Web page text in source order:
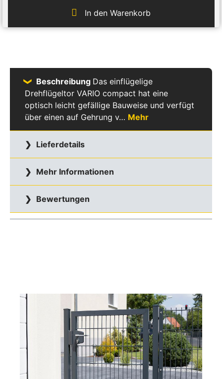
In den Warenkorb
Beschreibung Das einflügelige
Drehflügeltor VARIO compact hat eine
optisch leicht gefällige Bauweise und verfügt
über einen auf Gehrung v… Mehr
Lieferdetails
Mehr Informationen
Bewertungen